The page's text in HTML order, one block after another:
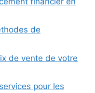
de
de vente de votre
pour les